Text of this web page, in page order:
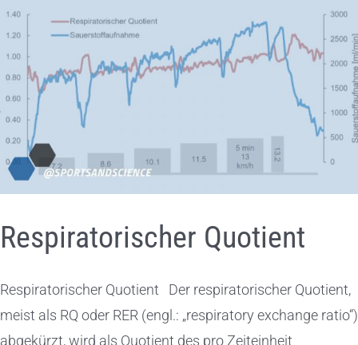
Respiratorischer Quotient
Respiratorischer Quotient Der respiratorischer Quotient,
meist als RQ oder RER (engl.: „respiratory exchange ratio“)
abgekürzt, wird als Quotient des pro Zeiteinheit